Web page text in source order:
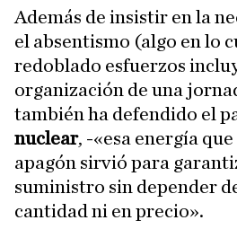
Además de insistir en la
el absentismo (algo en lo
redoblado esfuerzos
organización de una
también ha defendido el
nuclear, -«esa energía
apagón sirvió para
suministro sin depender
cantidad ni en precio».